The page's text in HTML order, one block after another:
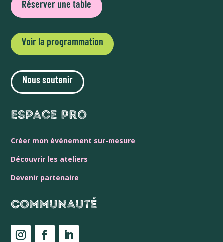
Réserver une table
Voir la programmation
Nous soutenir
Espace Pro
Créer mon événement sur-mesure
Découvrir les ateliers
Devenir partenaire
Communauté